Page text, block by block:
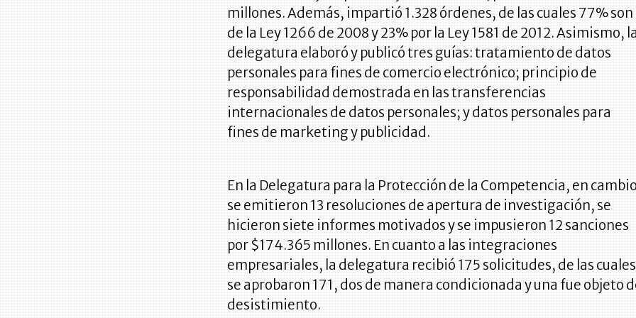
millones. Además, impartió 1.328 órdenes, de las cuales 77% son
de la Ley 1266 de 2008 y 23% por la Ley 1581 de 2012. Asimismo, la
delegatura elaboró y publicó tres guías: tratamiento de datos
personales para fines de comercio electrónico; principio de
responsabilidad demostrada en las transferencias
internacionales de datos personales; y datos personales para
fines de marketing y publicidad.
En la Delegatura para la Protección de la Competencia, en
se emitieron 13 resoluciones de apertura de investigación, se
hicieron siete informes motivados y se impusieron 12 sanciones
por $174.365 millones. En cuanto a las integraciones
empresariales, la delegatura recibió 175 solicitudes, de las cuales
se aprobaron 171, dos de manera condicionada y una fue objeto
desistimiento.